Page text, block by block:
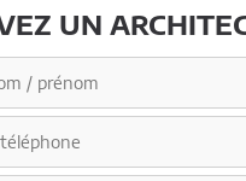
UN